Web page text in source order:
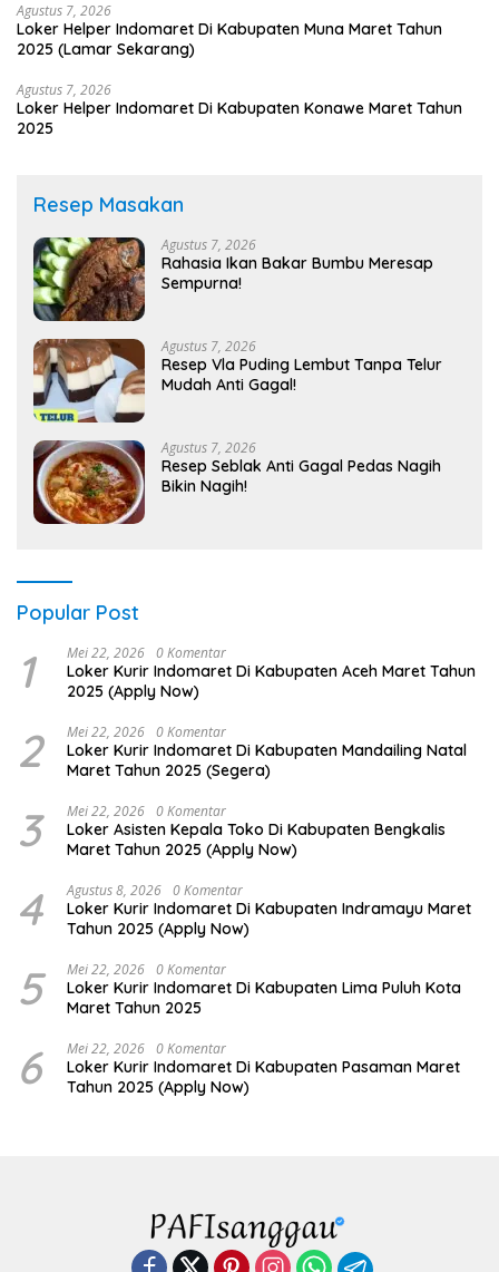
Agustus 7, 2026
Loker Helper Indomaret Di Kabupaten Muna Maret Tahun
2025 (Lamar Sekarang)
Agustus 7, 2026
Loker Helper Indomaret Di Kabupaten Konawe Maret Tahun
2025
Resep Masakan
Agustus 7, 2026
Rahasia Ikan Bakar Bumbu Meresap
Sempurna!
Agustus 7, 2026
Resep Vla Puding Lembut Tanpa Telur
Mudah Anti Gagal!
Agustus 7, 2026
Resep Seblak Anti Gagal Pedas Nagih
Bikin Nagih!
Popular Post
1 Mei 22, 2026 0 Komentar
Loker Kurir Indomaret Di Kabupaten Aceh Maret Tahun
2025 (Apply Now)
2 Mei 22, 2026 0 Komentar
Loker Kurir Indomaret Di Kabupaten Mandailing Natal
Maret Tahun 2025 (Segera)
3 Mei 22, 2026 0 Komentar
Loker Asisten Kepala Toko Di Kabupaten Bengkalis
Maret Tahun 2025 (Apply Now)
4 Agustus 8, 2026 0 Komentar
Loker Kurir Indomaret Di Kabupaten Indramayu Maret
Tahun 2025 (Apply Now)
5 Mei 22, 2026 0 Komentar
Loker Kurir Indomaret Di Kabupaten Lima Puluh Kota
Maret Tahun 2025
6 Mei 22, 2026 0 Komentar
Loker Kurir Indomaret Di Kabupaten Pasaman Maret
Tahun 2025 (Apply Now)